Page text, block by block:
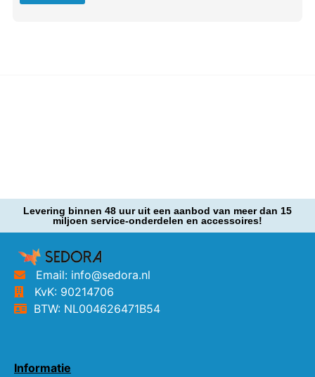
Levering binnen 48 uur uit een aanbod van meer dan 15
miljoen service-onderdelen en accessoires!
Email: info@sedora.nl
KvK: 90214706
BTW: NL004626471B54
Informatie